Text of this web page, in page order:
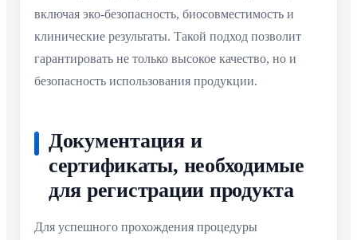
включая эко-безопасность, биосовместимость и
клинические результаты. Такой подход позволит
гарантировать не только высокое качество, но и
безопасность использования продукции.
Документация и
сертификаты, необходимые
для регистрации продукта
Для успешного прохождения процедуры